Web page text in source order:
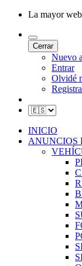
La mayor
Cerrar
Nuevo
Entrar
Olvidé
INICIO
ANUNCIOS